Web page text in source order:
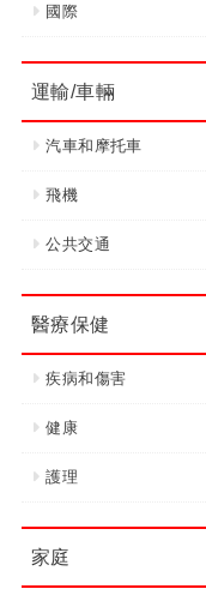
國際
運輸/車輛
汽車和摩托車
飛機
公共交通
醫療保健
疾病和傷害
健康
護理
家庭